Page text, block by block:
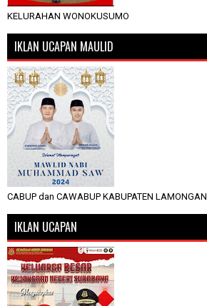
KELURAHAN WONOKUSUMO
IKLAN UCAPAN MAULID
CABUP dan CAWABUP KABUPATEN LAMONGAN
IKLAN UCAPAN